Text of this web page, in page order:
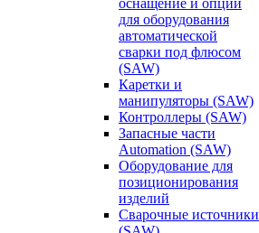
оснащение и опции
для оборудования
автоматической
сварки под флюсом
(SAW)
Каретки и
манипуляторы (SAW)
Контроллеры (SAW)
Запасные части
Automation (SAW)
Оборудование для
позиционирования
изделий
Сварочные источники